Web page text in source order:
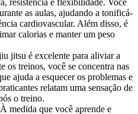
as aulas, ajudando a tonificá-
cardiovascular. Além disso, é
calorias e manter um peso
jitsu é excelente para aliviar a
os treinos, você se concentra nas
ajuda a esquecer os problemas e
relatam uma sensação de
o treino.
À medida que você aprende e